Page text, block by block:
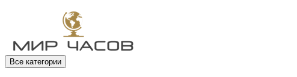
Все категории